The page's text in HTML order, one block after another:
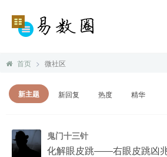
首页 微社区
新主题 新回复 热度 精华
鬼门十三针
化解眼皮跳——右眼皮跳凶